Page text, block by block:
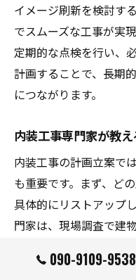
イメージ刷新を検討す
でスムーズな工事が実
定期的な点検を行い、
計画することで、長期
につながります。
内装工事専門家が教
内装工事の計画立案で
も重要です。まず、ど
具体的にリストアップ
門家は、現場調査で建
にゾーニングを行う・
090-9109-9538